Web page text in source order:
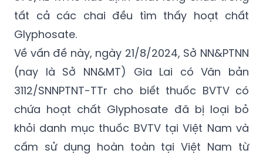
tất cả các chai đều tìm thấy hoạt chất
Glyphosate.
Về vấn đề này, ngày 21/8/2024, Sở NN&PTNN
(nay là Sở NN&MT) Gia Lai có Văn bản
3112/SNNPTNT-TTr cho biết thuốc BVTV có
chứa hoạt chất Glyphosate đã bị loại bỏ
khỏi danh mục thuốc BVTV tại Việt Nam và
cấm sử dụng hoàn toàn tại Việt Nam từ